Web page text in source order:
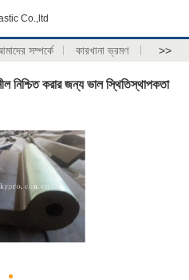
Co.,ltd
সম্পর্কে কারখানা ভ্রমণ >>
করার জন্য ভাল স্থিতিস্থাপকতা